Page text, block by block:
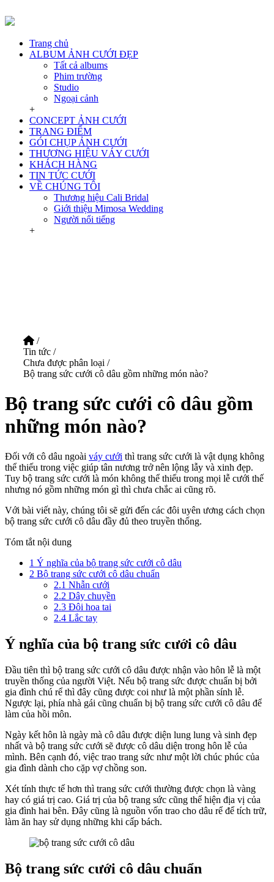
Trang chủ
ALBUM ẢNH CƯỚI ĐẸP
Tất cả albums
Phim trường
Studio
Ngoại cảnh
+
CONCEPT ẢNH CƯỚI
TRANG ĐIỂM
GÓI CHỤP ẢNH CƯỚI
THƯƠNG HIỆU VÁY CƯỚI
KHÁCH HÀNG
TIN TỨC CƯỚI
VỀ CHÚNG TÔI
Thương hiệu Cali Bridal
Giới thiệu Mimosa Wedding
Người nổi tiếng
+
/
Tin tức /
Chưa được phân loại /
Bộ trang sức cưới cô dâu gồm những món nào?
Bộ trang sức cưới cô dâu gồm
những món nào?
Đối với cô dâu ngoài váy cưới thì trang sức cưới là vật dụng không
thể thiếu trong việc giúp tân nương trở nên lộng lẫy và xinh đẹp.
Tuy bộ trang sức cưới là món không thể thiếu trong mọi lễ cưới thế
nhưng nó gồm những món gì thì chưa chắc ai cũng rõ.
Với bài viết này, chúng tôi sẽ gửi đến các đôi uyên ương cách chọn
bộ trang sức cưới cô dâu đầy đủ theo truyền thống.
Tóm tắt nội dung
1 Ý nghĩa của bộ trang sức cưới cô dâu
2 Bộ trang sức cưới cô dâu chuẩn
2.1 Nhẫn cưới
2.2 Dây chuyền
2.3 Đôi hoa tai
2.4 Lắc tay
Ý nghĩa của bộ trang sức cưới cô dâu
Đầu tiên thì bộ trang sức cưới cô dâu được nhận vào hôn lễ là một
truyền thống của người Việt. Nếu bộ trang sức được chuẩn bị bởi
gia đình chú rể thì đây cũng được coi như là một phần sính lễ.
Ngược lại, phía nhà gái cũng chuẩn bị bộ trang sức cưới cô dâu để
làm của hồi môn.
Ngày kết hôn là ngày mà cô dâu được diện lung lung và sinh đẹp
nhất và bộ trang sức cưới sẽ được cô dâu diện trong hôn lễ của
mình. Bên cạnh đó, việc trao trang sức như một lời chúc phúc của
gia đình dành cho cặp vợ chồng son.
Xét tính thực tế hơn thì trang sức cưới thường được chọn là vàng
hay có giá trị cao. Giá trị của bộ trang sức cũng thể hiện địa vị của
gia đình hai bên. Đây cũng là nguồn vốn trao cho dâu rể để tích trữ,
làm ăn hay sử dụng những khi cấp bách.
Bộ trang sức cưới cô dâu chuẩn